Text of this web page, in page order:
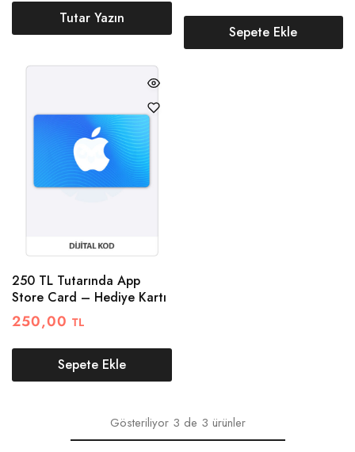
Tutar Yazın
Sepete Ekle
250 TL Tutarında App
Store Card – Hediye Kartı
250,00 TL
Sepete Ekle
Gösteriliyor3 de 3 ürünler